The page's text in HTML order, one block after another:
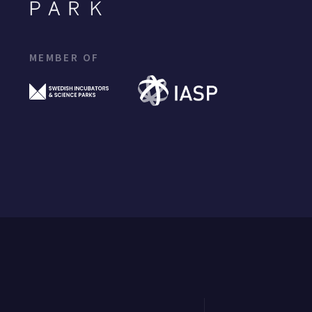
MEMBER OF